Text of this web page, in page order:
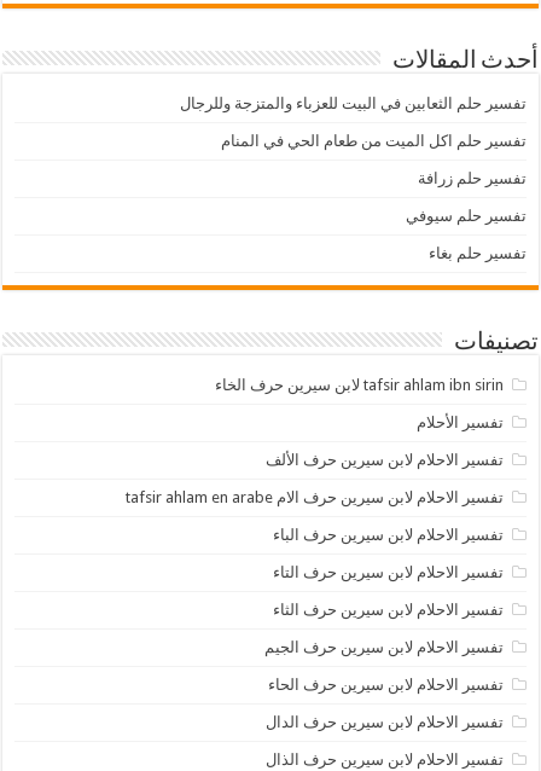
أحدث المقالات
تفسير حلم الثعابين في البيت للعزباء والمتزجة وللرجال
تفسير حلم اكل الميت من طعام الحي في المنام
تفسير حلم زرافة
تفسير حلم سيوفي
تفسير حلم بغاء
تصنيفات
tafsir ahlam ibn sirin لابن سيرين حرف الخاء
تفسير الأحلام
تفسير الاحلام لابن سيرين حرف الألف
تفسير الاحلام لابن سيرين حرف الام tafsir ahlam en arabe
تفسير الاحلام لابن سيرين حرف الباء
تفسير الاحلام لابن سيرين حرف التاء
تفسير الاحلام لابن سيرين حرف الثاء
تفسير الاحلام لابن سيرين حرف الجيم
تفسير الاحلام لابن سيرين حرف الحاء
تفسير الاحلام لابن سيرين حرف الدال
تفسير الاحلام لابن سيرين حرف الذال